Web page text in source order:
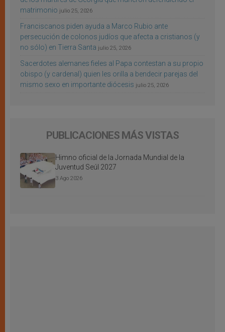
matrimonio julio 25, 2026
Franciscanos piden ayuda a Marco Rubio ante
persecución de colonos judíos que afecta a cristianos (y
no sólo) en Tierra Santa julio 25, 2026
Sacerdotes alemanes fieles al Papa contestan a su propio
obispo (y cardenal) quien les orilla a bendecir parejas del
mismo sexo en importante diócesis julio 25, 2026
PUBLICACIONES MÁS VISTAS
Himno oficial de la Jornada Mundial de la
Juventud Seúl 2027
3 Ago 2026